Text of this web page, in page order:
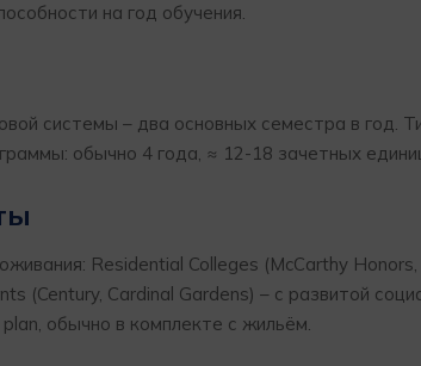
на год обучения.
системы – два основных семестра в год.
обычно 4 года, ≈ 12-18 зачетных
Residential Colleges (McCarthy
(Century, Cardinal Gardens) – с развитой
обычно в комплекте с жильём.